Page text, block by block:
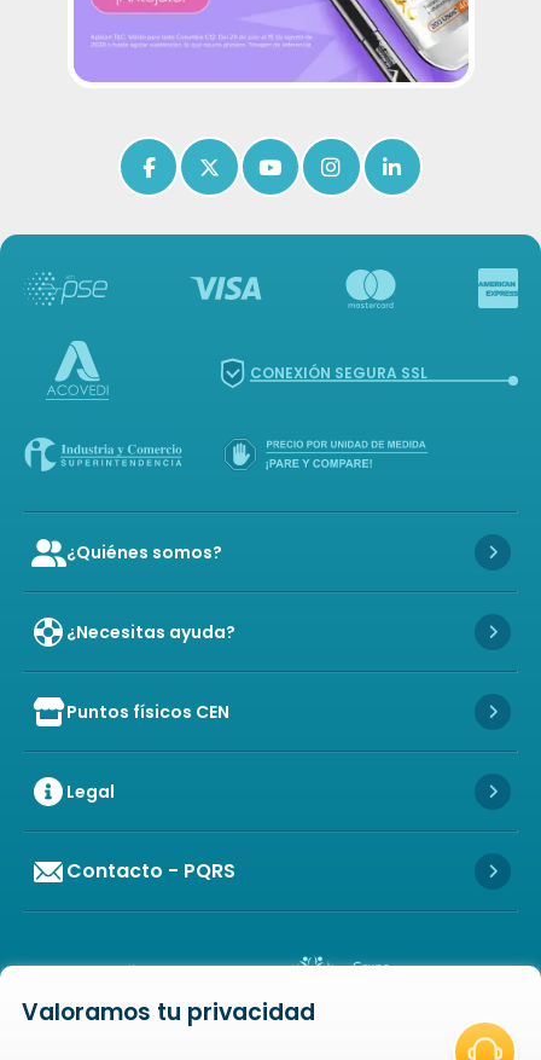
Icon of facebook-f
Icon of x-twitter
Icon of youtube
Icon of instagram
Icon of
CONEXIÓN SEGURA SSL
Icon of user-group
¿Quiénes somos? Icon
¿Necesitas ayuda? Icon
Icon of store
Puntos físicos CEN Icon
Legal Icon
Contacto - PQRS Icon
Valoramos tu privacidad